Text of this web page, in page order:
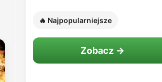
🔥 Najpopularniejsze
Zobacz →